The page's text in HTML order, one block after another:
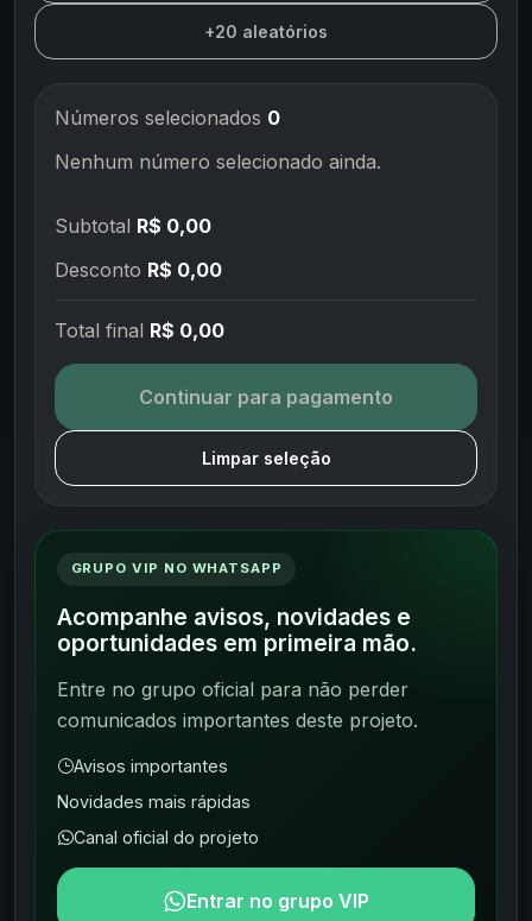
+20 aleatórios
Números selecionados 0
Nenhum número selecionado ainda.
Subtotal R$ 0,00
Desconto R$ 0,00
Total final R$ 0,00
Continuar para pagamento
Limpar seleção
GRUPO VIP NO WHATSAPP
Acompanhe avisos, novidades e
oportunidades em primeira mão.
Entre no grupo oficial para não perder
comunicados importantes deste projeto.
Avisos importantes
Novidades mais rápidas
Canal oficial do projeto
Entrar no grupo VIP